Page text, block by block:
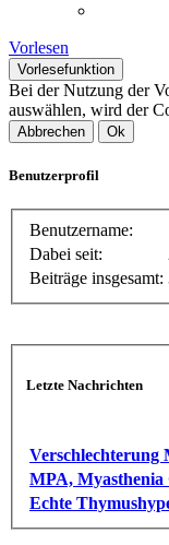
Vorlesen
Vorlesefunktion
Bei der Nutzung der
auswählen, wird der
Abbrechen Ok
Benutzerprofil
Benutzername:
Dabei seit:
Beiträge insgesamt:
Letzte Nachrichten
MPA, Myasthenia
Echte